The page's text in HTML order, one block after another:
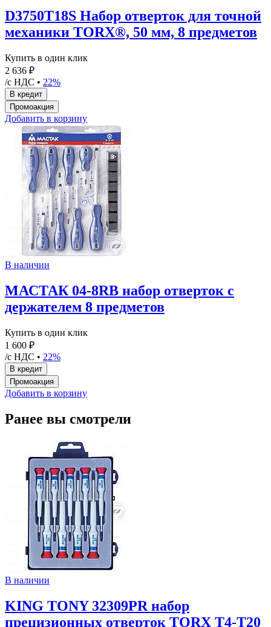
D3750T18S Набор отверток для точной
механики TORX®, 50 мм, 8 предметов
Купить в один клик
2 636 ₽
/с НДС • 22%
Добавить в корзину
В наличии
МАСТАК 04-8RB набор отверток с
держателем 8 предметов
Купить в один клик
1 600 ₽
/с НДС • 22%
Добавить в корзину
Ранее вы смотрели
В наличии
KING TONY 32309PR набор
прецизионных отверток TORX T4-T20